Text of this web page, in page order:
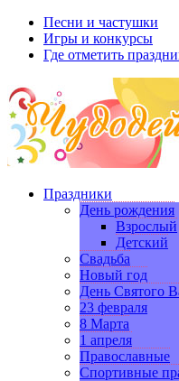
Песни и частушки
Игры и конкурсы
Где отметить
Праздники
День рождения
Взрослый
Детский
Свадьба
Новый год
День Святого
23 февраля
8 Марта
1 апреля
Православные
Спортивные